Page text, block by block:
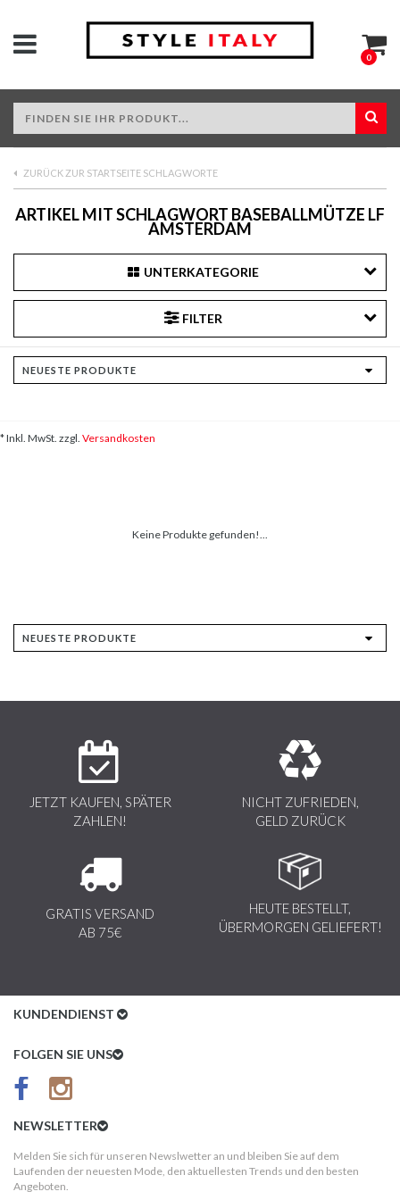
0
ZURÜCK ZUR STARTSEITE SCHLAGWORTE
ARTIKEL MIT SCHLAGWORT BASEBALLMÜTZE LF
AMSTERDAM
UNTERKATEGORIE
FILTER
* Inkl. MwSt. zzgl. Versandkosten
Keine Produkte gefunden!...
JETZT KAUFEN, SPÄTER
ZAHLEN!
NICHT ZUFRIEDEN,
GELD ZURÜCK
GRATIS VERSAND
AB 75€
HEUTE BESTELLT,
ÜBERMORGEN GELIEFERT!
KUNDENDIENST
Kundenservice
AGB
Kundeninformationen
FOLGEN SIE UNS
NEWSLETTER
Melden Sie sich für unseren Newslwetter an und bleiben Sie auf dem
Laufenden der neuesten Mode, den aktuellesten Trends und den besten
Angeboten.